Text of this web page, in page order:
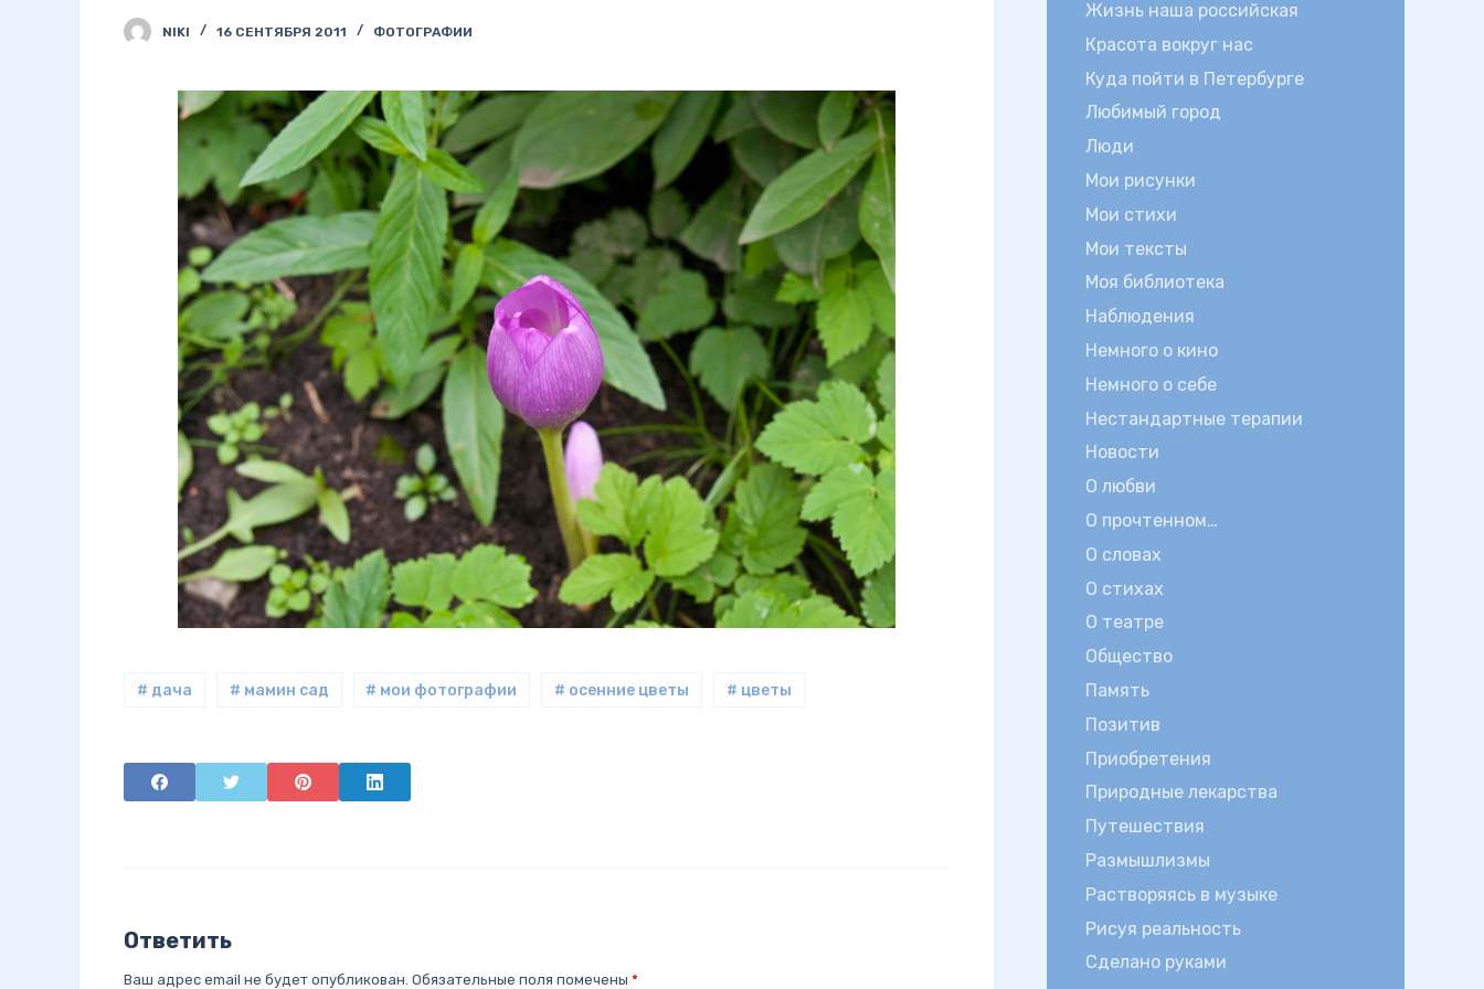
NIKI 16 СЕНТЯБРЯ 2011 ФОТОГРАФИИ
# дача # мамин сад # мои фотографии # осенние цветы # цветы
Ответить
Ваш адрес email не будет опубликован. Обязательные поля помечены *
Жизнь наша российская
Красота вокруг нас
Куда пойти в Петербурге
Любимый город
Люди
Мои рисунки
Мои стихи
Мои тексты
Моя библиотека
Наблюдения
Немного о кино
Немного о себе
Нестандартные терапии
Новости
О любви
О прочтенном…
О словах
О стихах
О театре
Общество
Память
Позитив
Приобретения
Природные лекарства
Путешествия
Размышлизмы
Растворяясь в музыке
Рисуя реальность
Сделано руками